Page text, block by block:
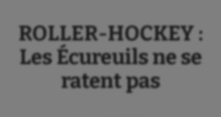
ROLLER-HOCKEY :
Les Écureuils ne se
ratent pas